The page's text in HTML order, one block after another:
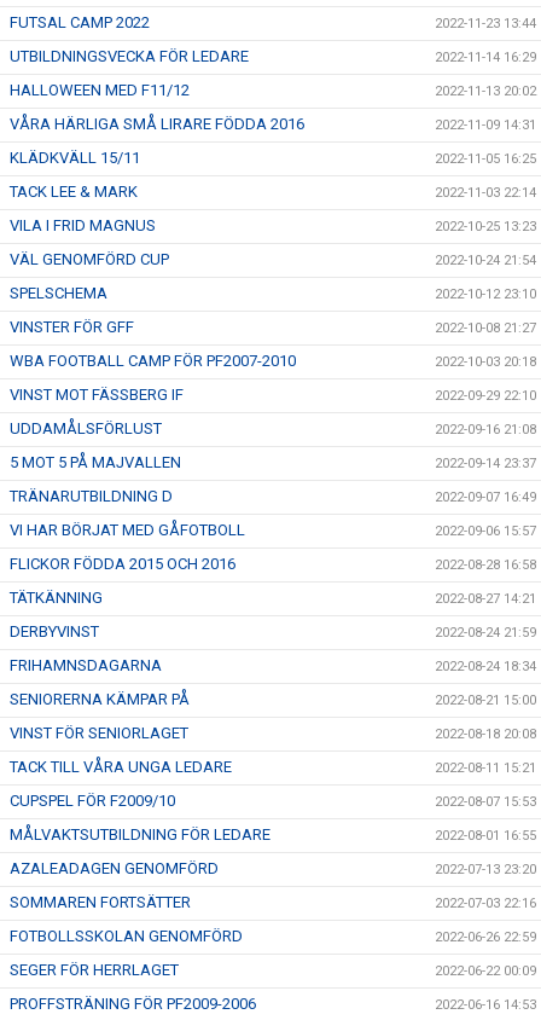
FUTSAL CAMP 2022 2022-11-23 13:44
UTBILDNINGSVECKA FÖR LEDARE 2022-11-14 16:29
HALLOWEEN MED F11/12 2022-11-13 20:02
VÅRA HÄRLIGA SMÅ LIRARE FÖDDA 2016 2022-11-09 14:31
KLÄDKVÄLL 15/11 2022-11-05 16:25
TACK LEE & MARK 2022-11-03 22:14
VILA I FRID MAGNUS 2022-10-25 13:23
VÄL GENOMFÖRD CUP 2022-10-24 21:54
SPELSCHEMA 2022-10-12 23:10
VINSTER FÖR GFF 2022-10-08 21:27
WBA FOOTBALL CAMP FÖR PF2007-2010 2022-10-03 20:18
VINST MOT FÄSSBERG IF 2022-09-29 22:10
UDDAMÅLSFÖRLUST 2022-09-16 21:08
5 MOT 5 PÅ MAJVALLEN 2022-09-14 23:37
TRÄNARUTBILDNING D 2022-09-07 16:49
VI HAR BÖRJAT MED GÅFOTBOLL 2022-09-06 15:57
FLICKOR FÖDDA 2015 OCH 2016 2022-08-28 16:58
TÄTKÄNNING 2022-08-27 14:21
DERBYVINST 2022-08-24 21:59
FRIHAMNSDAGARNA 2022-08-24 18:34
SENIORERNA KÄMPAR PÅ 2022-08-21 15:00
VINST FÖR SENIORLAGET 2022-08-18 20:08
TACK TILL VÅRA UNGA LEDARE 2022-08-11 15:21
CUPSPEL FÖR F2009/10 2022-08-07 15:53
MÅLVAKTSUTBILDNING FÖR LEDARE 2022-08-01 16:55
AZALEADAGEN GENOMFÖRD 2022-07-13 23:20
SOMMAREN FORTSÄTTER 2022-07-03 22:16
FOTBOLLSSKOLAN GENOMFÖRD 2022-06-26 22:59
SEGER FÖR HERRLAGET 2022-06-22 00:09
PROFFSTRÄNING FÖR PF2009-2006 2022-06-16 14:53